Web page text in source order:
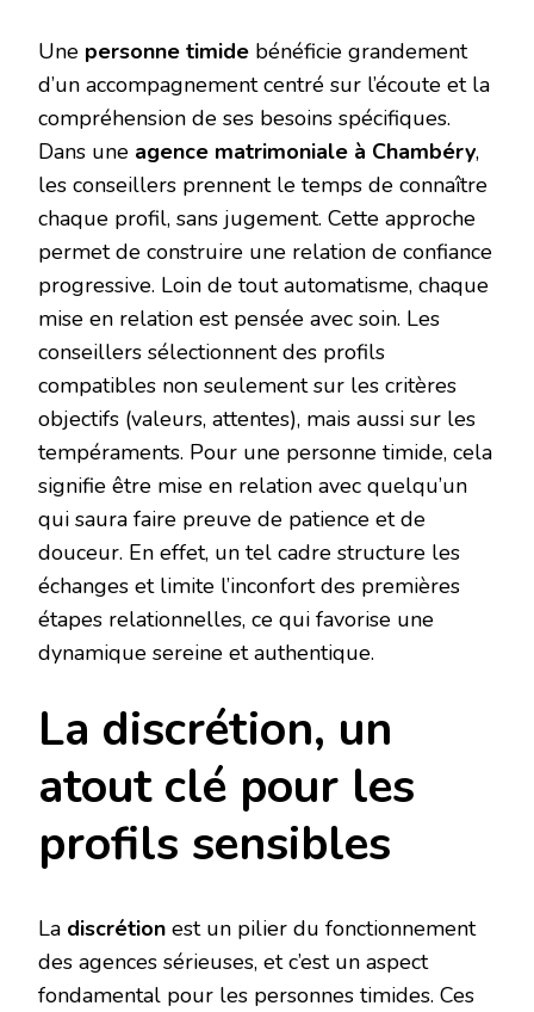
Une personne timide bénéficie grandement
d’un accompagnement centré sur l’écoute et la
compréhension de ses besoins spécifiques.
Dans une agence matrimoniale à Chambéry,
les conseillers prennent le temps de connaître
chaque profil, sans jugement. Cette approche
permet de construire une relation de confiance
progressive. Loin de tout automatisme, chaque
mise en relation est pensée avec soin. Les
conseillers sélectionnent des profils
compatibles non seulement sur les critères
objectifs (valeurs, attentes), mais aussi sur les
tempéraments. Pour une personne timide, cela
signifie être mise en relation avec quelqu’un
qui saura faire preuve de patience et de
douceur. En effet, un tel cadre structure les
échanges et limite l’inconfort des premières
étapes relationnelles, ce qui favorise une
dynamique sereine et authentique.
La discrétion, un
atout clé pour les
profils sensibles
La discrétion est un pilier du fonctionnement
des agences sérieuses, et c’est un aspect
fondamental pour les personnes timides. Ces